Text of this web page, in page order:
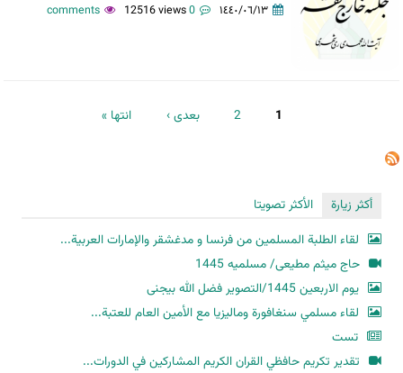
١٤٤٠/٠٦/١٣ 0 comments
12516 views
1
2 بعدی › انتها »
أكثر زيارة
الأكثر تصويتا
لقاء الطلبة المسلمين من فرنسا و مدغشقر والإمارات العربية...
حاج میثم مطیعی/ مسلمیه 1445
یوم الاربعین 1445/التصویر فضل الله بیجنی
لقاء مسلمي سنغافورة وماليزيا مع الأمين العام للعتبة...
تست
تقدير تكريم حافظي القران الكريم المشاركين في الدورات...